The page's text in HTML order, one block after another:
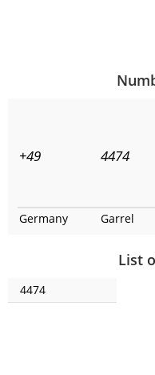
+49 4474
Germany Garrel
List
4474